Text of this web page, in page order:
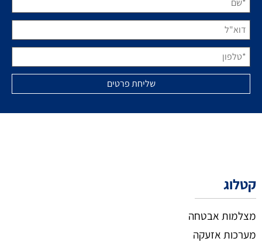
קטלוג
מצלמות אבטחה
מערכות אזעקה